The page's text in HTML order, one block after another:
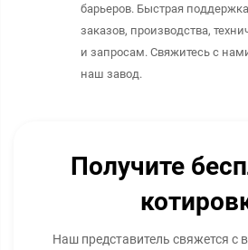
барьеров. Быстрая
заказов, производства,
и запросам. Свяжитесь с
наш завод.
Получите
Наш представитель свяжется с